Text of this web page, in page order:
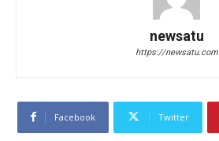
newsatu
https://newsatu.com
Facebook Twitter